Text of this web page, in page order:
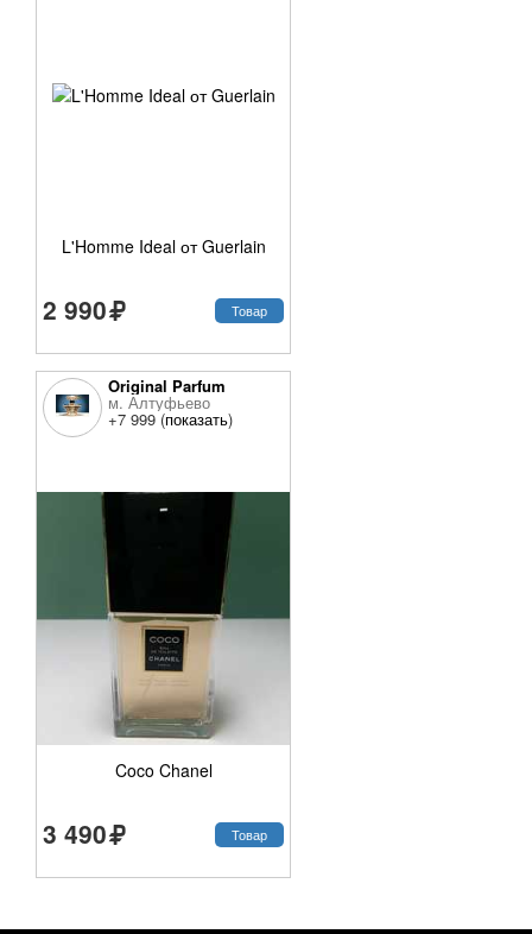
L'Homme Ideal от Guerlain
2 990 Товар
Original Parfum
м. Алтуфьево
+7 999 (показать)
Coco Chanel
3 490 Товар